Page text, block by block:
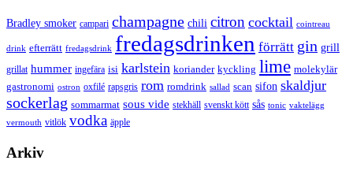
Bradley smoker campari champagne chili citron cocktail cointreau
drink efterrätt fredagsdrink fredagsdrinken förrätt gin grill
grillat hummer ingefära isi karlstein koriander kyckling lime molekylär
gastronomi ostron oxfilé rapsgris rom romdrink sallad scan sifon skaldjur
sockerlag sommarmat sous vide stekhäll svenskt kött sås tonic vaktelägg
vermouth vitlök vodka äpple
Arkiv